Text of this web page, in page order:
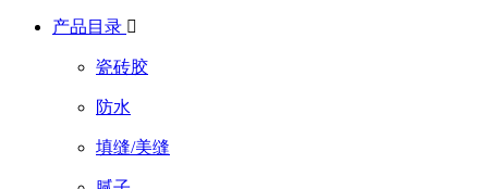
产品目录 
瓷砖胶
防水
填缝/美缝